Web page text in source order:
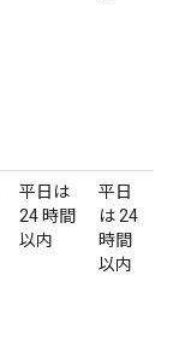
平日は
24 時間
以内
平日
は 24
時間
以内